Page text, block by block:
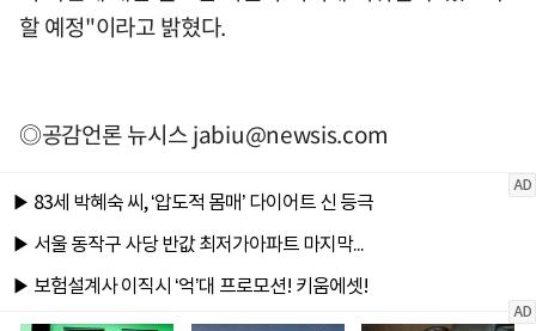
할 예정"이라고 밝혔다.
◎공감언론 뉴시스jabiu@newsis.com